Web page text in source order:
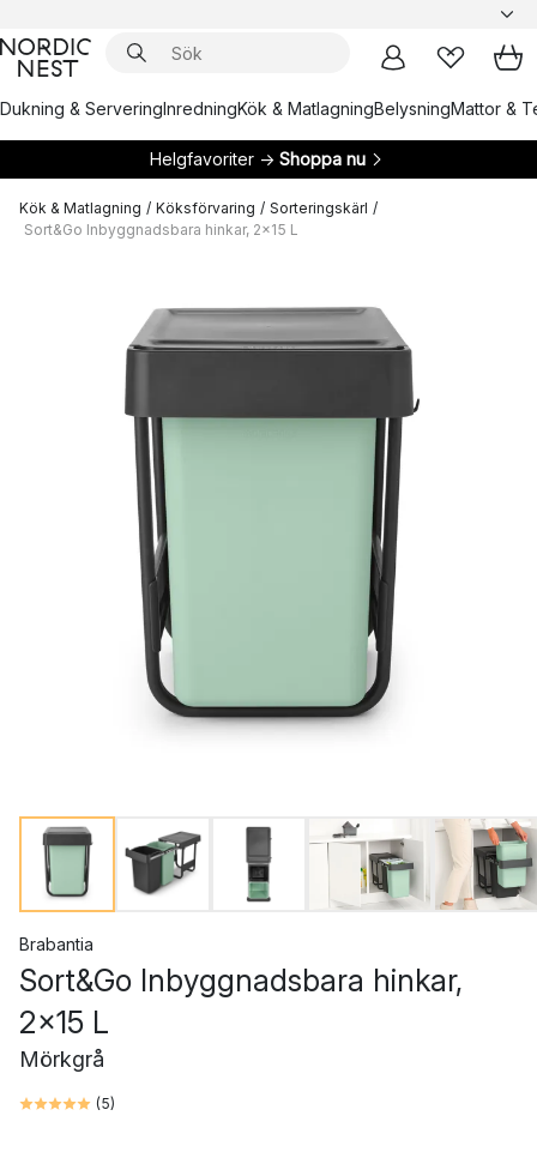
Dukning & ServeringInredningKök & MatlagningBelysningMattor &
Helgfavoriter → Shoppa nu
Kök & Matlagning / Köksförvaring / Sorteringskärl /
Sort&Go Inbyggnadsbara hinkar, 2x15 L
Brabantia
Sort&Go Inbyggnadsbara hinkar,
2x15 L
Mörkgrå
(5)